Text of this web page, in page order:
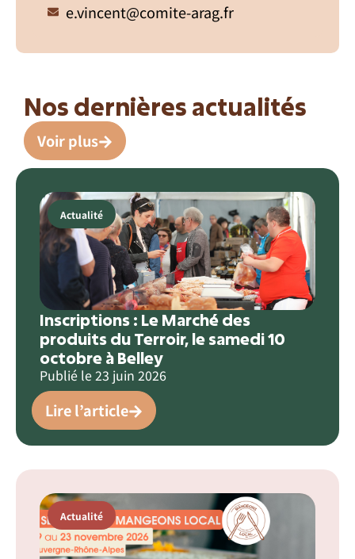
e.vincent@comite-arag.fr
Nos dernières actualités
Voir plus
Actualité
Inscriptions : Le Marché des
produits du Terroir, le samedi 10
octobre à Belley
Publié le 23 juin 2026
Lire l’article
Actualité